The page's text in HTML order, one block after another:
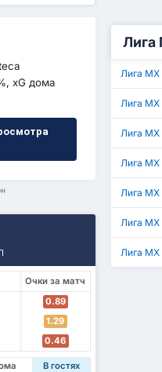
xG дома
Очки за матч
0.89
1.29
0.46
В гостях
Лига
Лига МХ
Лига МХ
Лига МХ
Лига МХ
Лига МХ
Лига МХ
Лига МХ